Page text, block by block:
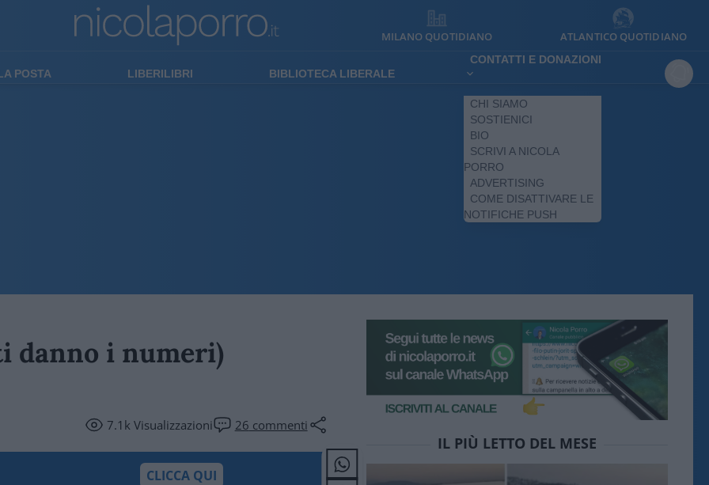
MILANO QUOTIDIANO ATLANTICO QUOTIDIANO
POSTA LIBERILIBRI BIBLIOTECA LIBERALE
CONTATTI E DONAZIONI
CHI SIAMO
SOSTIENICI
BIO
SCRIVI A NICOLA
PORRO
ADVERTISING
COME DISATTIVARE LE
NOTIFICHE PUSH
danno i numeri)
7.1kVisualizzazioni 26 commenti
CLICCA QUI
IL PIÙ LETTO DEL MESE